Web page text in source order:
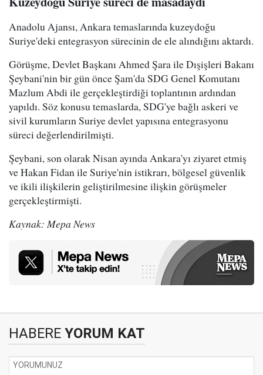
Anadolu Ajansı, Ankara temaslarında kuzeydoğu
Suriye'deki entegrasyon sürecinin de ele alındığını aktardı.
Görüşme, Devlet Başkanı Ahmed Şara ile Dışişleri Bakanı
Şeybani'nin bir gün önce Şam'da SDG Genel Komutanı
Mazlum Abdi ile gerçekleştirdiği toplantının ardından
yapıldı. Söz konusu temaslarda, SDG'ye bağlı askeri ve
sivil kurumların Suriye devlet yapısına entegrasyonu
süreci değerlendirilmişti.
Şeybani, son olarak Nisan ayında Ankara'yı ziyaret etmiş
ve Hakan Fidan ile Suriye'nin istikrarı, bölgesel güvenlik
ve ikili ilişkilerin geliştirilmesine ilişkin görüşmeler
gerçekleştirmişti.
Kaynak: Mepa News
HABERE YORUM KAT